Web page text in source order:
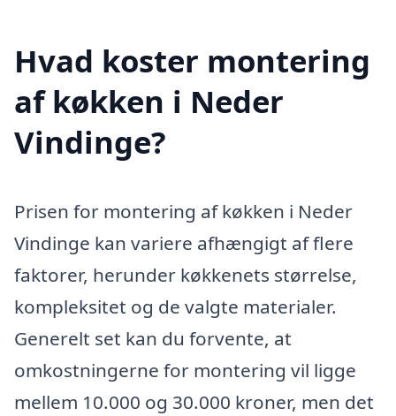
Hvad koster montering
af køkken i Neder
Vindinge?
Prisen for montering af køkken i Neder
Vindinge kan variere afhængigt af flere
faktorer, herunder køkkenets størrelse,
kompleksitet og de valgte materialer.
Generelt set kan du forvente, at
omkostningerne for montering vil ligge
mellem 10.000 og 30.000 kroner, men det